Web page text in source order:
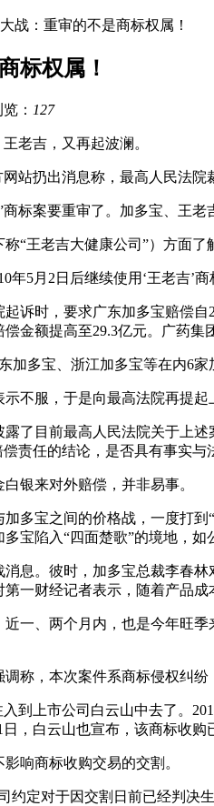
战：重审的不是商标权属！
标权属！
： 127
老吉，又再起波澜。
站扔出消息称，最高人民法
标案要重审了。加多宝、王
“王老吉大健康公司”）方面
年5月2日后继续使用‘王老吉’
诉时，要求广东加多宝赔偿自
金额提高至29.3亿元。广药
加多宝、浙江加多宝等在内6
不服，于是向最高法院再提
了目前最高人民法院关于上
责任的结论，是否具有事实与
银来对外赔偿，并非易事。
多宝之间的价格战，一度打
宝陷入“四面楚歌”的境地，
息。彼时，加多宝总裁李春
一财经记者表示，随着产品
一、两个月内，也是今年旺
称，本次案件系商标侵权纠
到上市公司白云山中去了。
，白云山也宣布，该商标收购
响商标收购交易的交割。
约定对于因交割日前已经判